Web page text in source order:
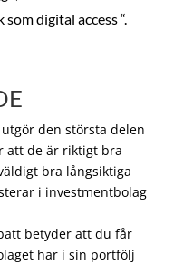
digital access “.
den största delen
att de är riktigt bra
bra långsiktiga
i investmentbolag
betyder att du får
har i sin portfölj